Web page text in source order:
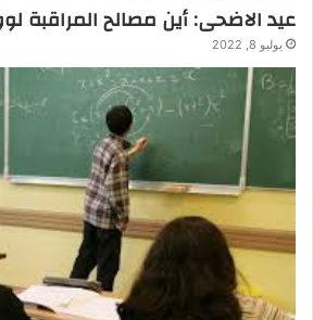
عيد الاضحى: أين مصالح المراقبة
يوليو 8, 2022